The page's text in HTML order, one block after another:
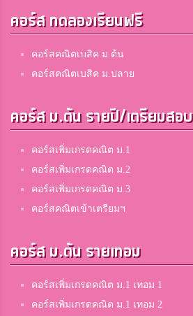
คอร์ส ทดลองเรียนฟรี
คอร์สคณิตเบสิค ม.ต้น
คอร์สคณิตเบสิค ม.ปลาย
คอร์ส ม.ต้น รายปี/เตรียมสอบ
คอร์สเพิ่มเกรดคณิต ม.1
คอร์สเพิ่มเกรดคณิต ม.2
คอร์สเพิ่มเกรดคณิต ม.3
คอร์สคณิตเข้าเตรียมฯ
คอร์ส ม.ต้น รายเทอม
คอร์สเพิ่มเกรดคณิต ม.1 เทอม 1
คอร์สเพิ่มเกรดคณิต ม.1 เทอม 2